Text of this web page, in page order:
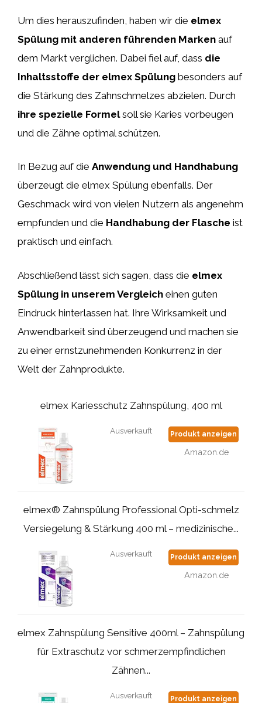
Um dies herauszufinden, haben wir die elmex
Spülung mit anderen führenden Marken auf
dem Markt verglichen. Dabei fiel auf, dass die
Inhaltsstoffe der elmex Spülung besonders auf
die Stärkung des Zahnschmelzes abzielen. Durch
ihre spezielle Formelsoll sie Karies vorbeugen
und die Zähne optimal schützen.
In Bezug auf die Anwendung und Handhabung
überzeugt die elmex Spülung ebenfalls. Der
Geschmack wird von vielen Nutzern als angenehm
empfunden und die Handhabung der Flasche ist
praktisch und einfach.
Abschließend lässt sich sagen, dass die elmex
Spülung in unserem Vergleich einen guten
Eindruck hinterlassen hat. Ihre Wirksamkeit und
Anwendbarkeit sind überzeugend und machen sie
zu einer ernstzunehmenden Konkurrenz in der
Welt der Zahnprodukte.
elmex Kariesschutz Zahnspülung, 400 ml
Ausverkauft Produkt anzeigen
Amazon.de
elmex® Zahnspülung Professional Opti-schmelz
Versiegelung & Stärkung 400 ml – medizinische...
Ausverkauft Produkt anzeigen
Amazon.de
elmex Zahnspülung Sensitive 400ml – Zahnspülung
für Extraschutz vor schmerzempfindlichen
Zähnen...
Ausverkauft Produkt anzeigen